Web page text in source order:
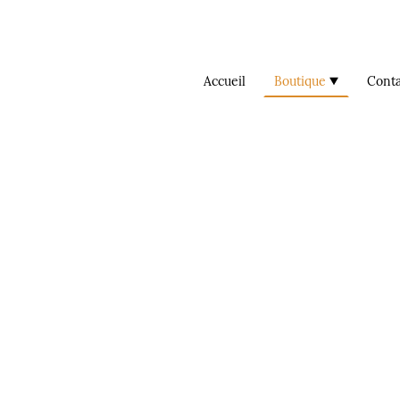
Accueil Boutique